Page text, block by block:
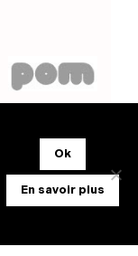
Ok
En savoir plus